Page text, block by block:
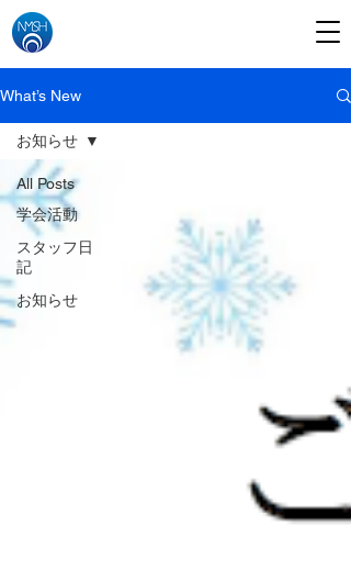
What’s New
All Posts
学会活動
スタッフ日
記
お知らせ
お知らせ